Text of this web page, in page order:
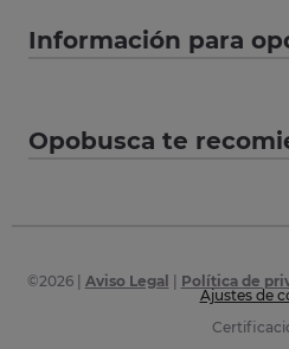
Información para
Opobusca te
©2026| Aviso Legal Política de
Ajustes de